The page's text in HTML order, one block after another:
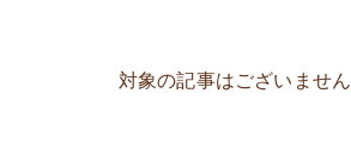
対象の記事はございません